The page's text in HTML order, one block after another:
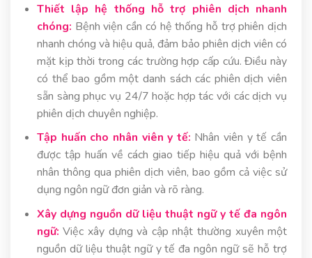
Thiết lập hệ thống hỗ trợ phiên dịch nhanh
chóng: Bệnh viện cần có hệ thống hỗ trợ phiên dịch
nhanh chóng và hiệu quả, đảm bảo phiên dịch viên có
mặt kịp thời trong các trường hợp cấp cứu. Điều này
có thể bao gồm một danh sách các phiên dịch viên
sẵn sàng phục vụ 24/7 hoặc hợp tác với các dịch vụ
phiên dịch chuyên nghiệp.
Tập huấn cho nhân viên y tế: Nhân viên y tế cần
được tập huấn về cách giao tiếp hiệu quả với bệnh
nhân thông qua phiên dịch viên, bao gồm cả việc sử
dụng ngôn ngữ đơn giản và rõ ràng.
Xây dựng nguồn dữ liệu thuật ngữ y tế đa ngôn
ngữ: Việc xây dựng và cập nhật thường xuyên một
nguồn dữ liệu thuật ngữ y tế đa ngôn ngữ sẽ hỗ trợ